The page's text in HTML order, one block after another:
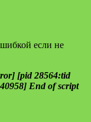
если не
[pid 28564:tid
End of script